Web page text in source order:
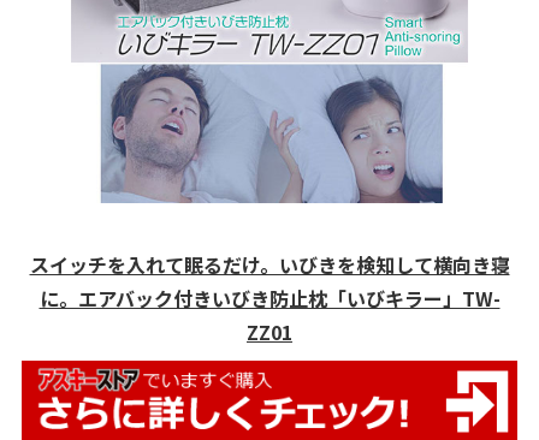
スイッチを入れて眠るだけ。いびきを検知して横向き寝
に。エアバック付きいびき防止枕「いびキラー」TW-
ZZ01